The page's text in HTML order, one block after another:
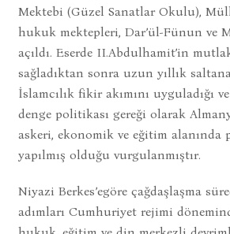
Mektebi (Güzel Sanatlar Okulu),
hukuk mektepleri, Dar’ül-Fünun ve
açıldı. Eserde II.Abdulhamit’in
sağladıktan sonra uzun yıllık
İslamcılık fikir akımını uyguladığı
denge politikası gereği olarak
askeri, ekonomik ve eğitim alanında
yapılmış olduğu vurgulanmıştır.
Niyazi Berkes’egöre çağdaşlaşma
adımları Cumhuriyet rejimi